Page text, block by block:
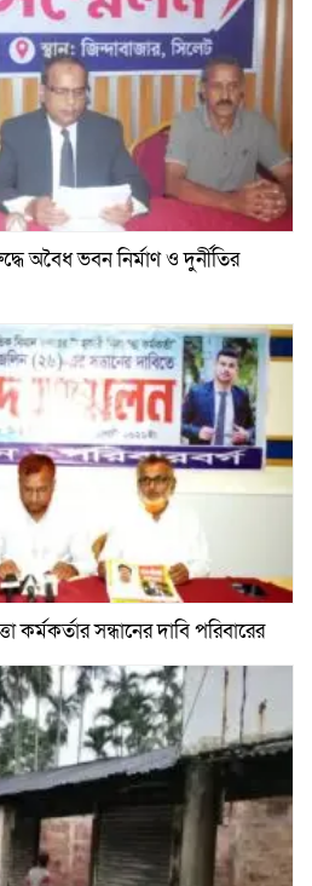
অবৈধ ভবন নির্মাণ ও দুর্নীতির
কর্মকর্তার সন্ধানের দাবি পরিবারের